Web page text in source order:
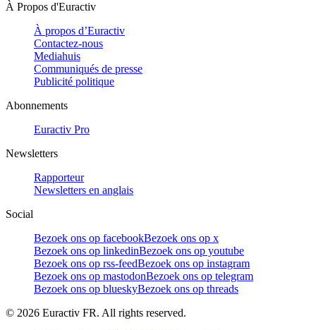
À Propos d'Euractiv
À propos d’Euractiv
Contactez-nous
Mediahuis
Communiqués de presse
Publicité politique
Abonnements
Euractiv Pro
Newsletters
Rapporteur
Newsletters en anglais
Social
Bezoek ons op facebookBezoek ons op x
Bezoek ons op linkedinBezoek ons op youtube
Bezoek ons op rss-feedBezoek ons op instagram
Bezoek ons op mastodonBezoek ons op telegram
Bezoek ons op blueskyBezoek ons op threads
© 2026 Euractiv FR. All rights reserved.